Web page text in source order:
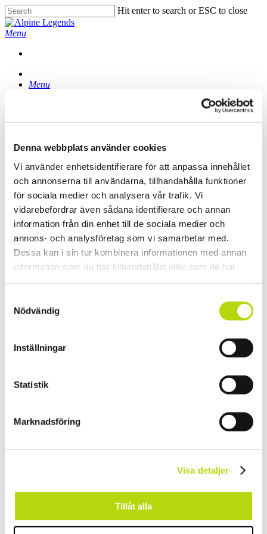
Denna webbplats använder cookies
Vi använder enhetsidentifierare för att anpassa innehållet
och annonserna till användarna, tillhandahålla funktioner
för sociala medier och analysera vår trafik. Vi
vidarebefordrar även sådana identifierare och annan
information från din enhet till de sociala medier och
annons- och analysföretag som vi samarbetar med.
Dessa kan i sin tur kombinera informationen med annan
information som du har tillhandahållit eller som de har
Nödvändig
Inställningar
Statistik
Marknadsföring
Visa detaljer
Tillåt alla
Skip
to
main
Hit enter to search or ESC to close
Close
Search
Menu
Menu
December till april till Alperna. April och maj till Skandinavien. Var
månad har sina fördelar. Före jul är det prisvärt och tomt i backarna.
Januari har ofta mycket snö och sol när vi skandinaver lider brist på
ljus. Början av februari innan alla sportlov börjar. Andra hälften av
mars är fin och april är för finsmakarna när våren grönskar i dalarna
medan bergen fortfarande är vita.
vandringarna med tillhörande övernattningar på bergshyttor är
möjliga 15/6-15/9. Övriga tider finns det ett överflöd av alternativ
under 2 500 m.ö.h.
Previous Post Vart ska man åka?
med offpistskidåkning?
Inspiration